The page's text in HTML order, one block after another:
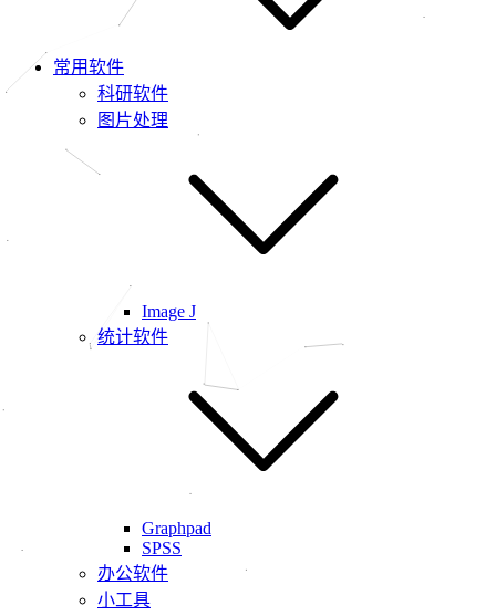
常用软件
科研软件
图片处理
Image J
统计软件
Graphpad
SPSS
办公软件
小工具